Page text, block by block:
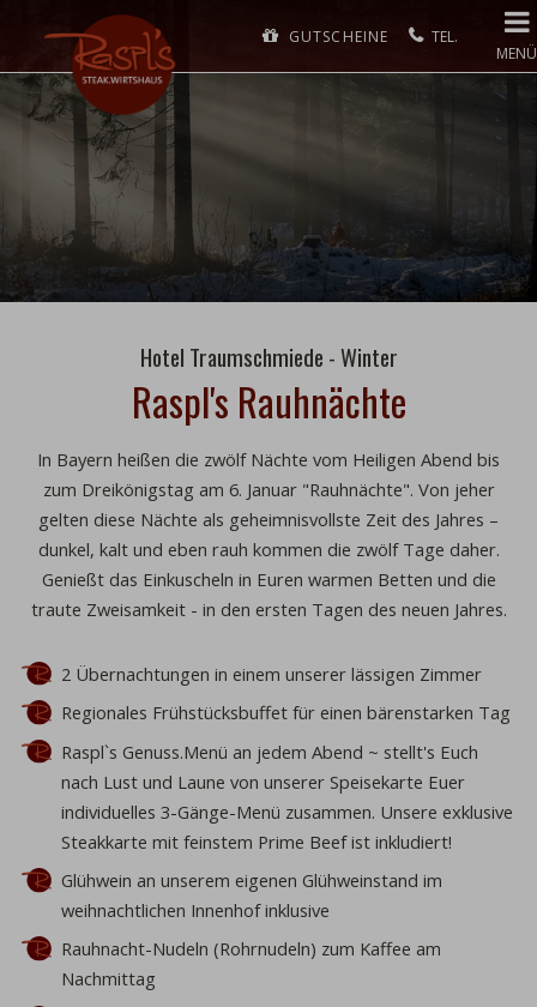
GUTSCHEINE
MENÜ
Hotel Traumschmiede - Winter
Raspl's Rauhnächte
In Bayern heißen die zwölf Nächte vom Heiligen Abend bis
zum Dreikönigstag am 6. Januar "Rauhnächte". Von jeher
gelten diese Nächte als geheimnisvollste Zeit des Jahres –
dunkel, kalt und eben rauh kommen die zwölf Tage daher.
Genießt das Einkuscheln in Euren warmen Betten und die
traute Zweisamkeit- in den ersten Tagen des neuen Jahres.
2 Übernachtungen in einem unserer lässigen Zimmer
Regionales Frühstücksbuffetfür einen bärenstarken Tag
Raspl`s Genuss.Menü an jedem Abend ~ stellt's Euch
nach Lust und Laune von unserer Speisekarte Euer
individuelles 3-Gänge-Menü zusammen. Unsere exklusive
Steakkarte mit feinstem Prime Beef ist inkludiert!
Glühwein an unserem eigenen Glühweinstand im
weihnachtlichen Innenhof inklusive
Rauhnacht-Nudeln (Rohrnudeln) zum Kaffee am
Nachmittag